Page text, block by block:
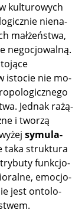
kul­tu­ro­wych
nie­na­
mał­żeń­stwa,
ne­go­cjo­wal­ną.
isto­cie nie mo­
Jed­nak ra­żą­
i two­rzą
sy­mu­la­
ta­ka struk­tu­ra
funk­cjo­
emo­cjo­
jest on­to­lo­